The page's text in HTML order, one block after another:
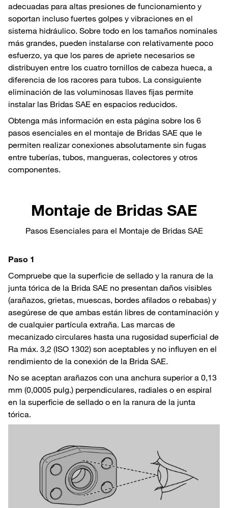
adecuadas para altas presiones de funcionamiento y
soportan incluso fuertes golpes y vibraciones en el
sistema hidráulico. Sobre todo en los tamaños nominales
más grandes, pueden instalarse con relativamente poco
esfuerzo, ya que los pares de apriete necesarios se
distribuyen entre los cuatro tornillos de cabeza hueca, a
diferencia de los racores para tubos. La consiguiente
eliminación de las voluminosas llaves fijas permite
instalar las Bridas SAE en espacios reducidos.
Obtenga más información en esta página sobre los 6
pasos esenciales en el montaje de Bridas SAE que le
permiten realizar conexiones absolutamente sin fugas
entre tuberías, tubos, mangueras, colectores y otros
componentes.
Montaje de Bridas SAE
Pasos Esenciales para el Montaje de Bridas SAE
Paso 1
Compruebe que la superficie de sellado y la ranura de la
junta tórica de la Brida SAE no presentan daños visibles
(arañazos, grietas, muescas, bordes afilados o rebabas) y
asegúrese de que ambas están libres de contaminación y
de cualquier partícula extraña. Las marcas de
mecanizado circulares hasta una rugosidad superficial de
Ra máx. 3,2 (ISO 1302) son aceptables y no influyen en el
rendimiento de la conexión de la Brida SAE.
No se aceptan arañazos con una anchura superior a 0,13
mm (0,0005 pulg.) perpendiculares, radiales o en espiral
en la superficie de sellado o en la ranura de la junta
tórica.